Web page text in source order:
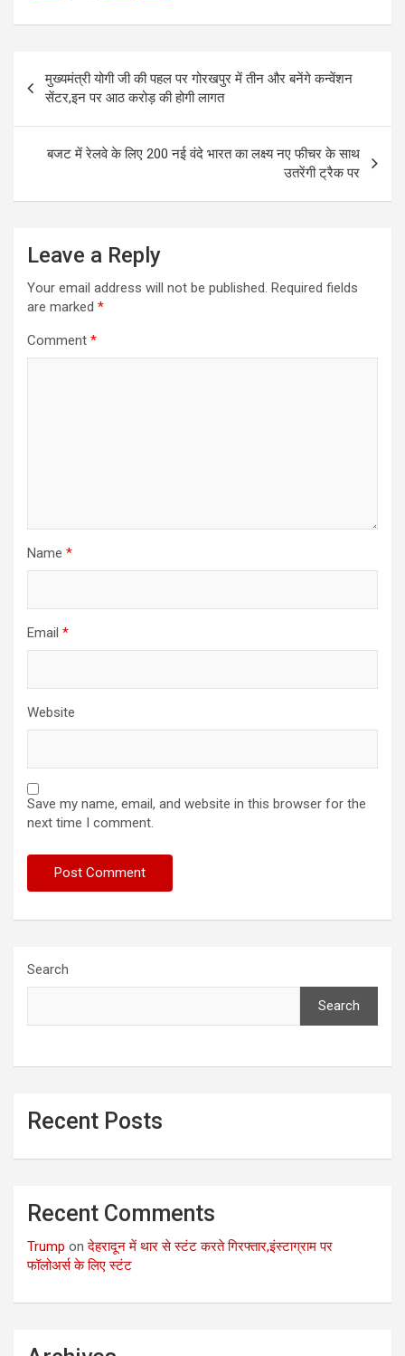
b
o
o
k
s
A
p
p
e
navigation
मुख्यमंत्री योगी जी की पहल पर गोरखपुर में तीन और बनेंगे कन्वेंशन
सेंटर,इन पर आठ करोड़ की होगी लागत
बजट में रेलवे के लिए 200 नई वंदे भारत का लक्ष्य नए फीचर के साथ
उतरेंगी ट्रैक पर
Leave a Reply
Your email address will not be published. Required fields
are marked *
Comment *
Name *
Email *
Website
Save my name, email, and website in this browser for the
next time I comment.
Search
Search
Recent Posts
Recent Comments
Trump onदेहरादून में थार से स्टंट करते गिरफ्तार,इंस्टाग्राम पर
फॉलोअर्स के लिए स्टंट